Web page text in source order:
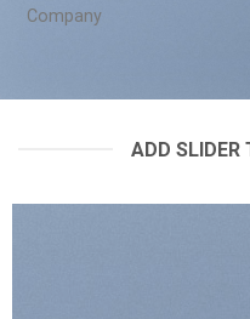
Company
ADD SLIDER